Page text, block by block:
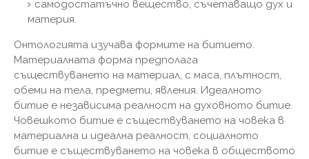
самодостатъчно вещество, съчетаващо дух и
материя.
Онтологията изучава формите на битието.
Материалната форма предполага
съществуването на материал, с маса, плътност,
обеми на тела, предмети, явления. Идеалното
битие е независима реалност на духовното битие.
Човешкото битие е съществуването на човека в
материална и идеална реалност, социалното
битие е съществуването на човека в обществото